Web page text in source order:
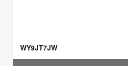
WY9JT7JW